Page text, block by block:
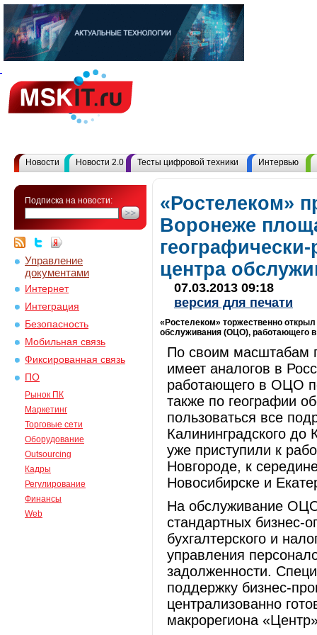
Новости Новости 2.0 Тесты цифровой техники Интервью
Подписка на новости:
Управление
документами
Интернет
Интеграция
Безопасность
Мобильная связь
Фиксированная связь
ПО
Рынок ПК
Маркетинг
Торговые сети
Оборудование
Outsourcing
Кадры
Регулирование
Финансы
Web
«Ростелеком»
Воронеже
центра
07.03.2013 09:18
версия для печати
«Ростелеком» торжественно
обслуживания (ОЦО), работающего
По своим масштабам
имеет аналогов в
работающего в ОЦО
также по географии
пользоваться все
Калининградского до
уже приступили к
Новгороде, к
Новосибирске и
На обслуживание
стандартных бизнес-
бухгалтерского и
управления
задолженности.
поддержку бизнес-
централизованно
макрорегиона